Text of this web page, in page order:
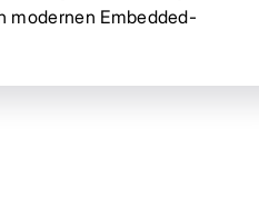
modernen Embedded-